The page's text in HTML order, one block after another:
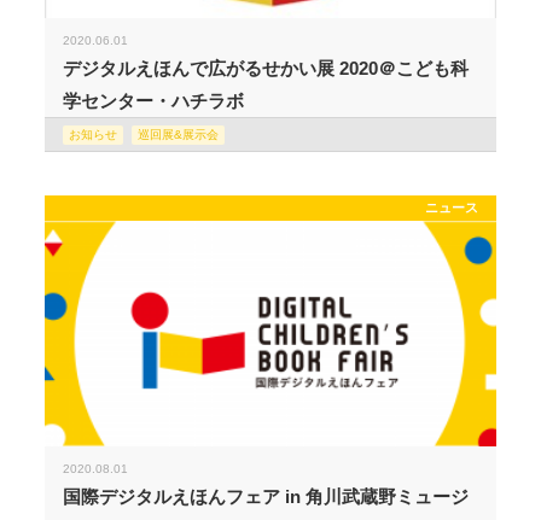
2020.06.01
デジタルえほんで広がるせかい展 2020＠こども科
学センター・ハチラボ
お知らせ 巡回展&展示会
ニュース
2020.08.01
国際デジタルえほんフェア in 角川武蔵野ミュージ